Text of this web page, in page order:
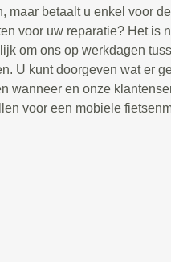
maar betaalt u enkel voor
voor uw reparatie? Het is
om ons op werkdagen
U kunt doorgeven wat er
wanneer en onze
voor een mobiele